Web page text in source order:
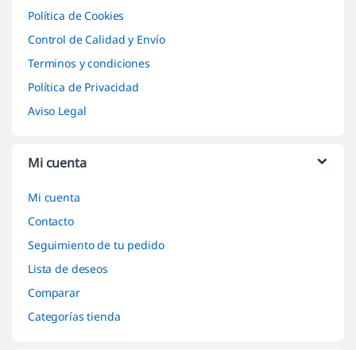
Política de Cookies
Control de Calidad y Envío
Terminos y condiciones
Política de Privacidad
Aviso Legal
Mi cuenta
Mi cuenta
Contacto
Seguimiento de tu pedido
Lista de deseos
Comparar
Categorías tienda